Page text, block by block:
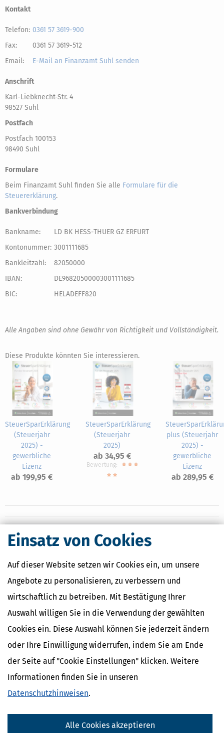
Einsatz von Cookies
Auf dieser Website setzen wir Cookies ein, um unsere
Angebote zu personalisieren, zu verbessern und
wirtschaftlich zu betreiben. Mit Bestätigung Ihrer
Auswahl willigen Sie in die Verwendung der gewählten
Cookies ein. Diese Auswahl können Sie jederzeit ändern
oder Ihre Einwilligung widerrufen, indem Sie am Ende
der Seite auf "Cookie Einstellungen" klicken. Weitere
Informationen finden Sie in unseren
Datenschutzhinweisen.
Alle Cookies akzeptieren
Kontakt
Telefon: 0361 57 3619-900
Fax:
0361 57 3619-512
Email:
E-Mail an Finanzamt Suhl senden
Anschrift
Karl-Liebknecht-Str. 4
98527 Suhl
Postfach
Postfach 100153
98490 Suhl
Formulare
Beim Finanzamt Suhl finden Sie alle Formulare für die
Steuererklärung.
Bankverbindung
Bankname:
LD BK HESS-THUER GZ ERFURT
Kontonummer: 3001111685
Bankleitzahl:
82050000
IBAN:
DE96820500003001111685
BIC:
HELADEFF820
Alle Angaben sind ohne Gewähr von Richtigkeit und Vollständigkeit.
Diese Produkte könnten Sie interessieren.
SteuerSparErklärung
(Steuerjahr
2025) -
gewerbliche
Lizenz
ab 199,95 €
SteuerSparErklärung
(Steuerjahr
2025)
ab 34,95 €
Bewertung:
plus (Steuerjahr
2025) -
gewerbliche
Lizenz
ab 289,95 €
Nahe Finanzämter
Finanzamt Ilmenau
Suchen
Finanzamt - Infos
Finanzämter in Deutschland
Finanzämter in Thüringen
Nahe Steuerberater